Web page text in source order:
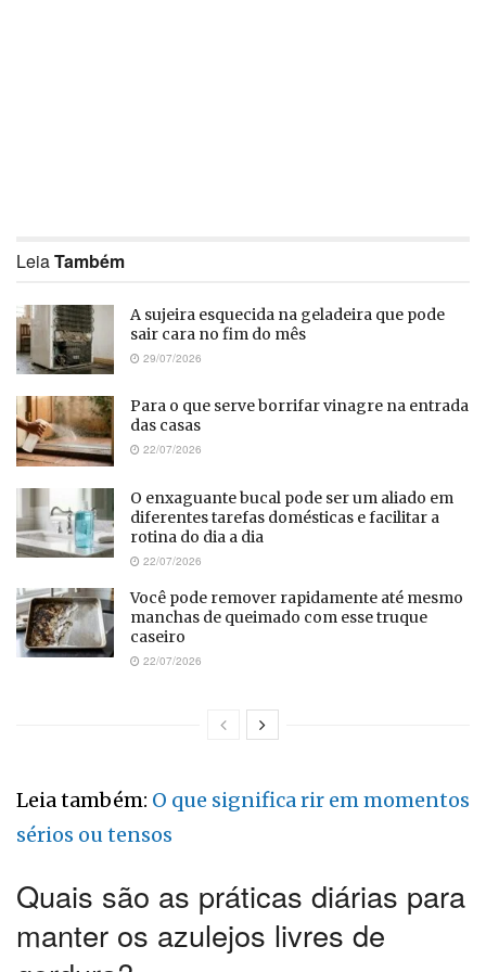
LeiaTambém
A sujeira esquecida na geladeira que pode
sair cara no fim do mês
29/07/2026
Para o que serve borrifar vinagre na entrada
das casas
22/07/2026
O enxaguante bucal pode ser um aliado em
diferentes tarefas domésticas e facilitar a
rotina do dia a dia
22/07/2026
Você pode remover rapidamente até mesmo
manchas de queimado com esse truque
caseiro
22/07/2026
Leia também: O que significa rir em momentos
sérios ou tensos
Quais são as práticas diárias para
manter os azulejos livres de